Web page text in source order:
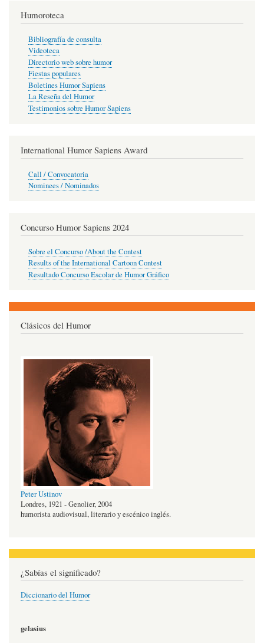
Humoroteca
Bibliografía de consulta
Videoteca
Directorio web sobre humor
Fiestas populares
Boletines Humor Sapiens
La Reseña del Humor
Testimonios sobre Humor Sapiens
International Humor Sapiens Award
Call / Convocatoria
Nominees / Nominados
Concurso Humor Sapiens 2024
Sobre el Concurso /About the Contest
Results of the International Cartoon Contest
Resultado Concurso Escolar de Humor Gráfico
Clásicos del Humor
Peter Ustinov
Londres, 1921 - Genolier, 2004
humorista audiovisual, literario y escénico inglés.
¿Sabías el significado?
Diccionario del Humor
gelasius